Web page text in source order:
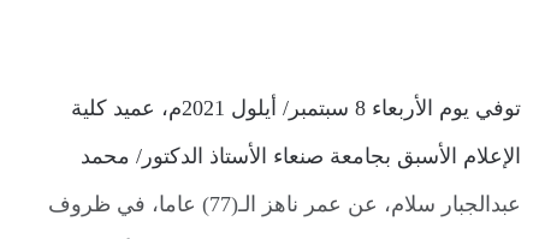
توفي يوم الأربعاء 8 سبتمبر/ أيلول 2021م، عميد كلية
الإعلام الأسبق بجامعة صنعاء الأستاذ الدكتور/ محمد
عبدالجبار سلام، عن عمر ناهز الـ(77) عاما، في ظروف